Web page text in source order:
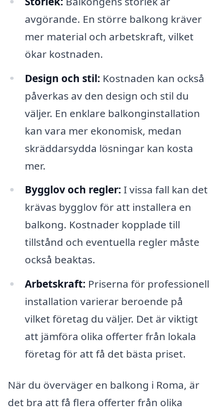
avgörande. En större balkong kräver
mer material och arbetskraft, vilket
ökar kostnaden.
Design och stil: Kostnaden kan också
påverkas av den design och stil du
väljer. En enklare balkonginstallation
kan vara mer ekonomisk, medan
skräddarsydda lösningar kan kosta
mer.
Bygglov och regler: I vissa fall kan det
krävas bygglov för att installera en
balkong. Kostnader kopplade till
tillstånd och eventuella regler måste
också beaktas.
Arbetskraft: Priserna för professionell
installation varierar beroende på
vilket företag du väljer. Det är viktigt
att jämföra olika offerter från lokala
företag för att få det bästa priset.
När du överväger en balkong i Roma, är
det bra att få flera offerter från olika